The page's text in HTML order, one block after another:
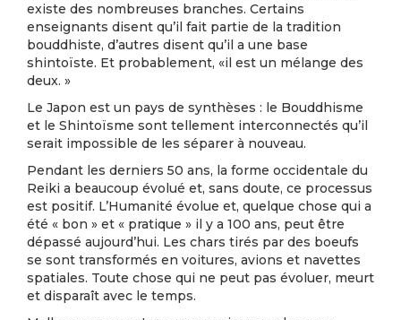
existe des nombreuses branches. Certains
enseignants disent qu’il fait partie de la tradition
bouddhiste, d’autres disent qu’il a une base
shintoïste. Et probablement, «il est un mélange des
deux. »
Le Japon est un pays de synthèses : le Bouddhisme
et le Shintoïsme sont tellement interconnectés qu’il
serait impossible de les séparer à nouveau.
Pendant les derniers 50 ans, la forme occidentale du
Reiki a beaucoup évolué et, sans doute, ce processus
est positif. L’Humanité évolue et, quelque chose qui a
été « bon » et « pratique » il y a 100 ans, peut être
dépassé aujourd’hui. Les chars tirés par des boeufs
se sont transformés en voitures, avions et navettes
spatiales. Toute chose qui ne peut pas évoluer, meurt
et disparaît avec le temps.